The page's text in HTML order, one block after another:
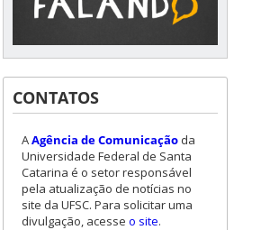
CONTATOS
AAgência de Comunicação da
Universidade Federal de Santa
Catarina é o setor responsável
pela atualização de notícias no
site da UFSC. Para solicitar uma
divulgação, acesse o site.